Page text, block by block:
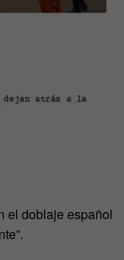
el doblaje español